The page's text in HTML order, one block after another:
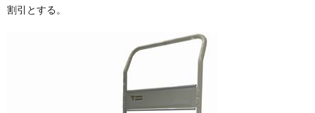
割引とする。